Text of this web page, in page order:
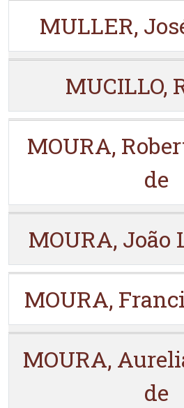
MULLER,
MUCILLO,
MOURA,
de
MOURA, João
MOURA,
MOURA,
de